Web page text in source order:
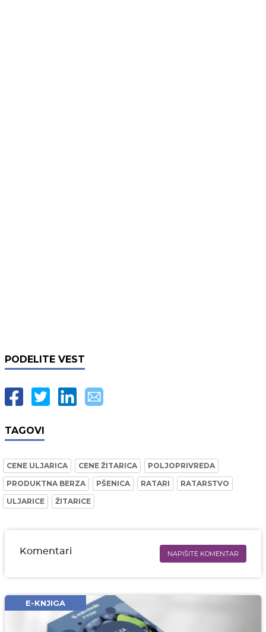
PODELITE VEST
TAGOVI
CENE ULJARICA CENE ŽITARICA
POLJOPRIVREDA
PRODUKTNA BERZA
PŠENICA RATARI
RATARSTVO
ULJARICE
ŽITARICE
Komentari NAPIŠITE KOMENTAR
Email* obavezno
Komentar* obavezno
E-KNJIGA